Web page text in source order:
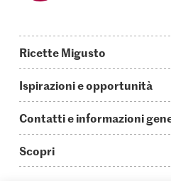
Ricette Migusto
Oggi cucino
Piatti principali
Ricette semplici & veloci
Ispirazioni e opportunità
Storie
Video How to
Contatti e informazioni
Guida alle abbreviazioni
Scopri